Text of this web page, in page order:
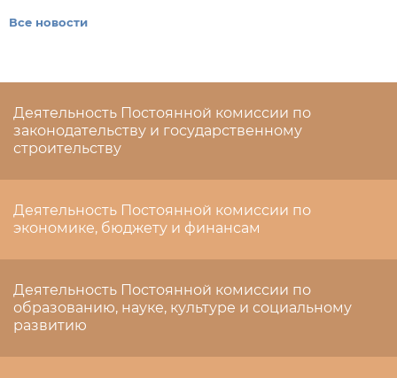
Все новости
Деятельность Постоянной комиссии по
законодательству и государственному
строительству
Деятельность Постоянной комиссии по
экономике, бюджету и финансам
Деятельность Постоянной комиссии по
образованию, науке, культуре и социальному
развитию